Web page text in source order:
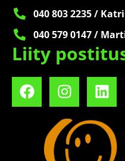
040 803 2235 /
040 579 0147 /
Liity